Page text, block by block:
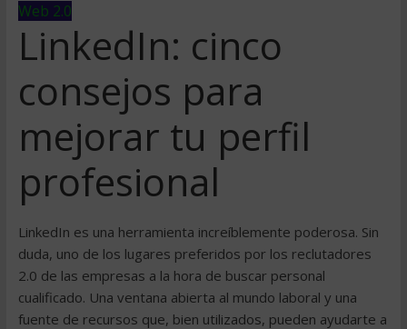
Web 2.0
LinkedIn: cinco
consejos para
mejorar tu perfil
profesional
LinkedIn es una herramienta increíblemente poderosa. Sin
duda, uno de los lugares preferidos por los reclutadores
2.0 de las empresas a la hora de buscar personal
cualificado. Una ventana abierta al mundo laboral y una
fuente de recursos que, bien utilizados, pueden ayudarte a